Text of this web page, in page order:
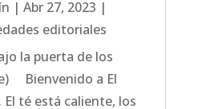
| Abr 27, 2023 |
editoriales
puerta de los
Bienvenido a El
El té está caliente, los